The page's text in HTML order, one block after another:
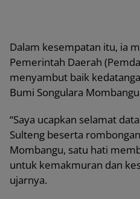
Dalam kesempatan itu, ia
Pemerintah Daerah
menyambut baik
Bumi Songulara
“Saya ucapkan selamat
Sulteng beserta
Mombangu, satu hati
untuk kemakmuran dan
ujarnya.